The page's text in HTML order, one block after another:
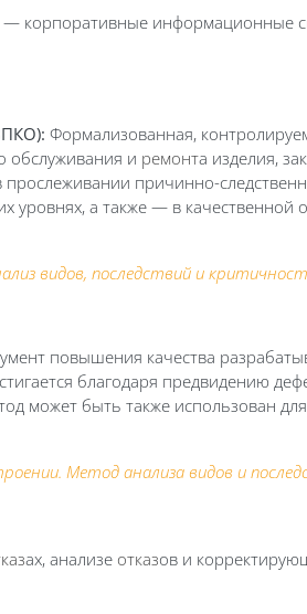
— корпоративные информационные
Формализованная,
обслуживания и ремонта изделия,
прослеживании причинно-
уровнях, а также — в качественной
видов, последствий и
повышения качества
благодаря предвидению
может быть также использован
Метод анализа видов и
ах, анализе отказов и